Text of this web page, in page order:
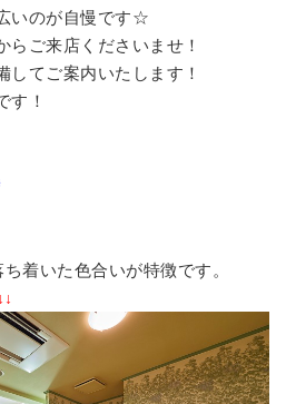
いのが自慢です☆
らご来店くださいませ！
してご案内いたします！
す！
着いた色合いが特徴です。